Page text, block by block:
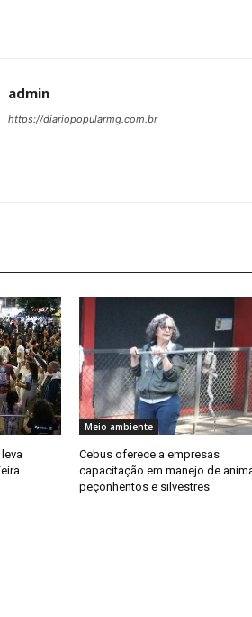
admin
https://diariopopularmg.com.br
Meio ambiente
Cebus oferece a empresas
capacitação em manejo de
peçonhentos e silvestres